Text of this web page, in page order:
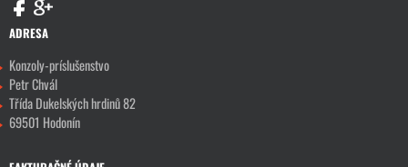
ADRESA
Konzoly-príslušenstvo
Petr Chvál
Třída Dukelských hrdinů 82
69501 Hodonín